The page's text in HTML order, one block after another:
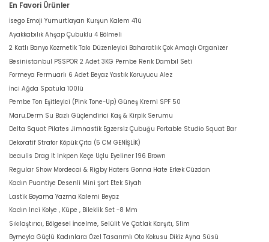
En Favori Ürünler
İsego Emoji Yumurtlayan Kurşun Kalem 4'lü
Ayakkabılık Ahşap Çubuklu 4 Bölmeli
2 Katlı Banyo Kozmetik Takı Düzenleyici Baharatlık Çok Amaçlı Organizer
Besinistanbul PSSPOR 2 Adet 3KG Pembe Renk Dambıl Seti
Formeya Fermuarlı 6 Adet Beyaz Yastık Koruyucu Alez
İnci Ağda Spatula 100lü
Pembe Ton Eşitleyici (Pink Tone-Up) Güneş Kremi SPF 50
Maru.Derm Su Bazlı Güçlendirici Kaş & Kirpik Serumu
Delta Squat Pilates Jimnastik Egzersiz Çubuğu Portable Studio Squat Bar
Dekoratif Strafor Köpük Çıta (5 CM GENİŞLİK)
beaulis Drag It Inkpen Keçe Uçlu Eyeliner 196 Brown
Regular Show Mordecai & Rigby Haters Gonna Hate Erkek Cüzdan
Kadın Puantiye Desenli Mini Şort Etek Siyah
Lastik Boyama Yazma Kalemi Beyaz
Kadın Inci Kolye , Küpe , Bileklik Set -8 Mm
Sıkılaştırıcı, Bölgesel İncelme, Selülit Ve Çatlak Karşıtı, Slim
Bymeyla Güçlü Kadınlara Özel Tasarımlı Oto Kokusu Dikiz Ayna Süsü